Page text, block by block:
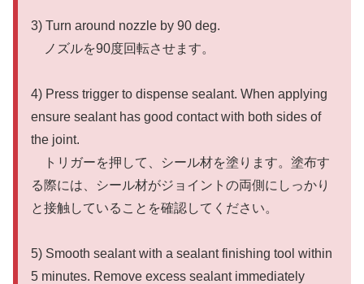
3) Turn around nozzle by 90 deg.
ノズルを90度回転させます。
4) Press trigger to dispense sealant. When applying
ensure sealant has good contact with both sides of
the joint.
トリガーを押して、シール材を塗ります。塗布す
る際には、シール材がジョイントの両側にしっかり
と接触していることを確認してください。
5) Smooth sealant with a sealant finishing tool within
5 minutes. Remove excess sealant immediately